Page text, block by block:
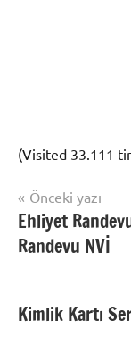
(Visited 33.111
Şununla
etiketlenmiş:
Pasaport
Randevu
Pasaport
Randevu
NVİ
Yazı
gezinmesi
Önceki yazı
Ehliyet
Randevu NVİ
Kimlik Kartı